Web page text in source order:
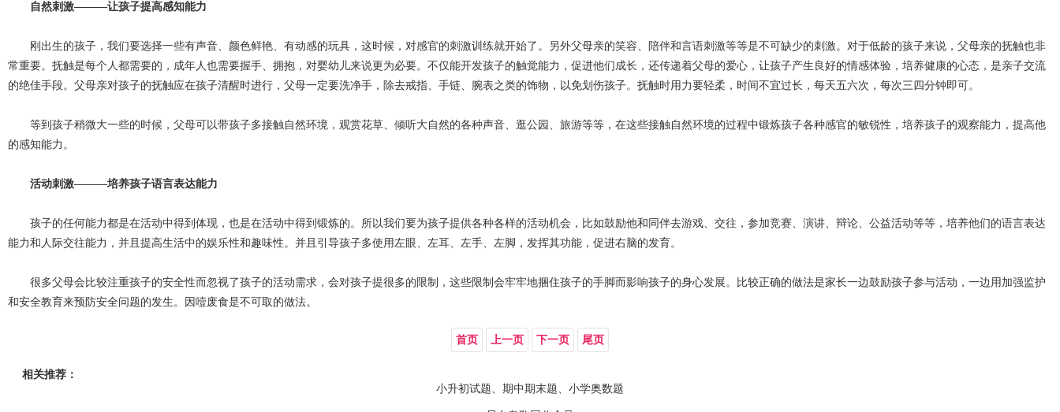
自然刺激———让孩子提高感知能力
刚出生的孩子，我们要选择一些有声音、颜色鲜艳、有动感的玩具，这时候，对感官的刺激训练就开始了。另外父母亲的笑容、陪伴和言语刺激等等是不可缺少的刺激。对于低龄的孩子来说，父母亲的抚触也非
常重要。抚触是每个人都需要的，成年人也需要握手、拥抱，对婴幼儿来说更为必要。不仅能开发孩子的触觉能力，促进他们成长，还传递着父母的爱心，让孩子产生良好的情感体验，培养健康的心态，是亲子交流
的绝佳手段。父母亲对孩子的抚触应在孩子清醒时进行，父母一定要洗净手，除去戒指、手链、腕表之类的饰物，以免划伤孩子。抚触时用力要轻柔，时间不宜过长，每天五六次，每次三四分钟即可。
等到孩子稍微大一些的时候，父母可以带孩子多接触自然环境，观赏花草、倾听大自然的各种声音、逛公园、旅游等等，在这些接触自然环境的过程中锻炼孩子各种感官的敏锐性，培养孩子的观察能力，提高他
的感知能力。
活动刺激———培养孩子语言表达能力
孩子的任何能力都是在活动中得到体现，也是在活动中得到锻炼的。所以我们要为孩子提供各种各样的活动机会，比如鼓励他和同伴去游戏、交往，参加竞赛、演讲、辩论、公益活动等等，培养他们的语言表达
能力和人际交往能力，并且提高生活中的娱乐性和趣味性。并且引导孩子多使用左眼、左耳、左手、左脚，发挥其功能，促进右脑的发育。
很多父母会比较注重孩子的安全性而忽视了孩子的活动需求，会对孩子提很多的限制，这些限制会牢牢地捆住孩子的手脚而影响孩子的身心发展。比较正确的做法是家长一边鼓励孩子参与活动，一边用加强监护
和安全教育来预防安全问题的发生。因噎废食是不可取的做法。
首页 上一页 下一页 尾页
相关推荐：
小升初试题、期中期末题、小学奥数题